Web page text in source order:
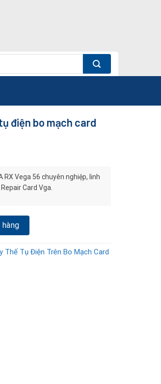
điện bo mạch card
Vega 56 chuyên nghiệp, linh
Card Vga.
card Vga RX Vega 56 số lượng
Thế Tụ Điện Trên Bo Mạch Card